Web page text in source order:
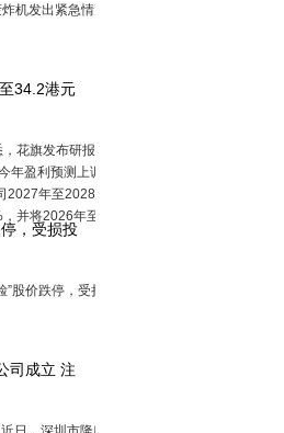
机发出紧急情况信号
34.2港元
花旗发布研报称，将
年盈利预测上调
2027年至2028年盈利
并将2026年至2
，受损投
股价跌停，受损投资者
司成立 注